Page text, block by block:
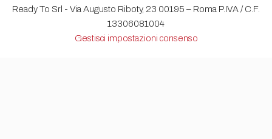
Ready To Srl - Via Augusto Riboty, 23 00195 – Roma P.IVA / C.F.
13306081004
Gestisci impostazioni consenso